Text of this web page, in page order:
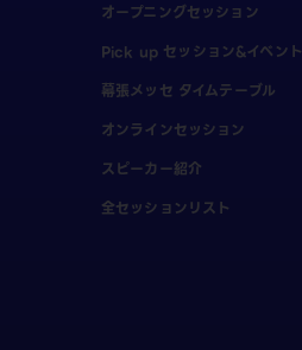
オープニングセッション
Pick up セッション&イベント
幕張メッセ タイムテーブル
オンラインセッション
スピーカー紹介
全セッションリスト